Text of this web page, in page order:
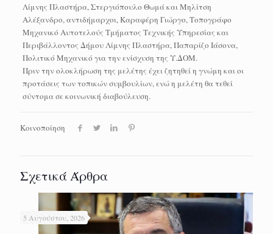
Λίμνης Πλαστήρα, Στεργιόπουλο Θωμά και Μηλίτση
Αλέξανδρο, αντιδήμαρχοι, Καραφέρη Γιώργο, Τοπογράφο
Μηχανικό Αυτοτελούς Τμήματος Τεχνικής Υπηρεσίας και
Περιβάλλοντος Δήμου Λίμνης Πλαστήρα, Παπαρίζο Ιάσονα,
Πολιτικό Μηχανικό για την ενίσχυση της Υ.ΔΟΜ.
Πριν την ολοκλήρωση της μελέτης έχει ζητηθεί η γνώμη και οι
προτάσεις των τοπικών συμβουλίων, ενώ η μελέτη θα τεθεί
σύντομα σε κοινωνική διαβούλευση.
Κοινοποίηση
Σχετικά Άρθρα
5 Αυγούστου, 2026